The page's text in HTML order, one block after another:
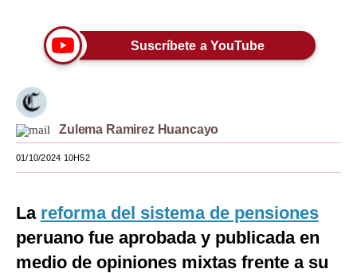
Tendencias
Lujo
Viajes
Moda
Estilos
EEUU
México
Suscríbete a YouTube
Zulema Ramirez Huancayo
01/10/2024 10H52
La reforma del sistema de pensiones
peruano fue aprobada y publicada en
medio de opiniones mixtas frente a su